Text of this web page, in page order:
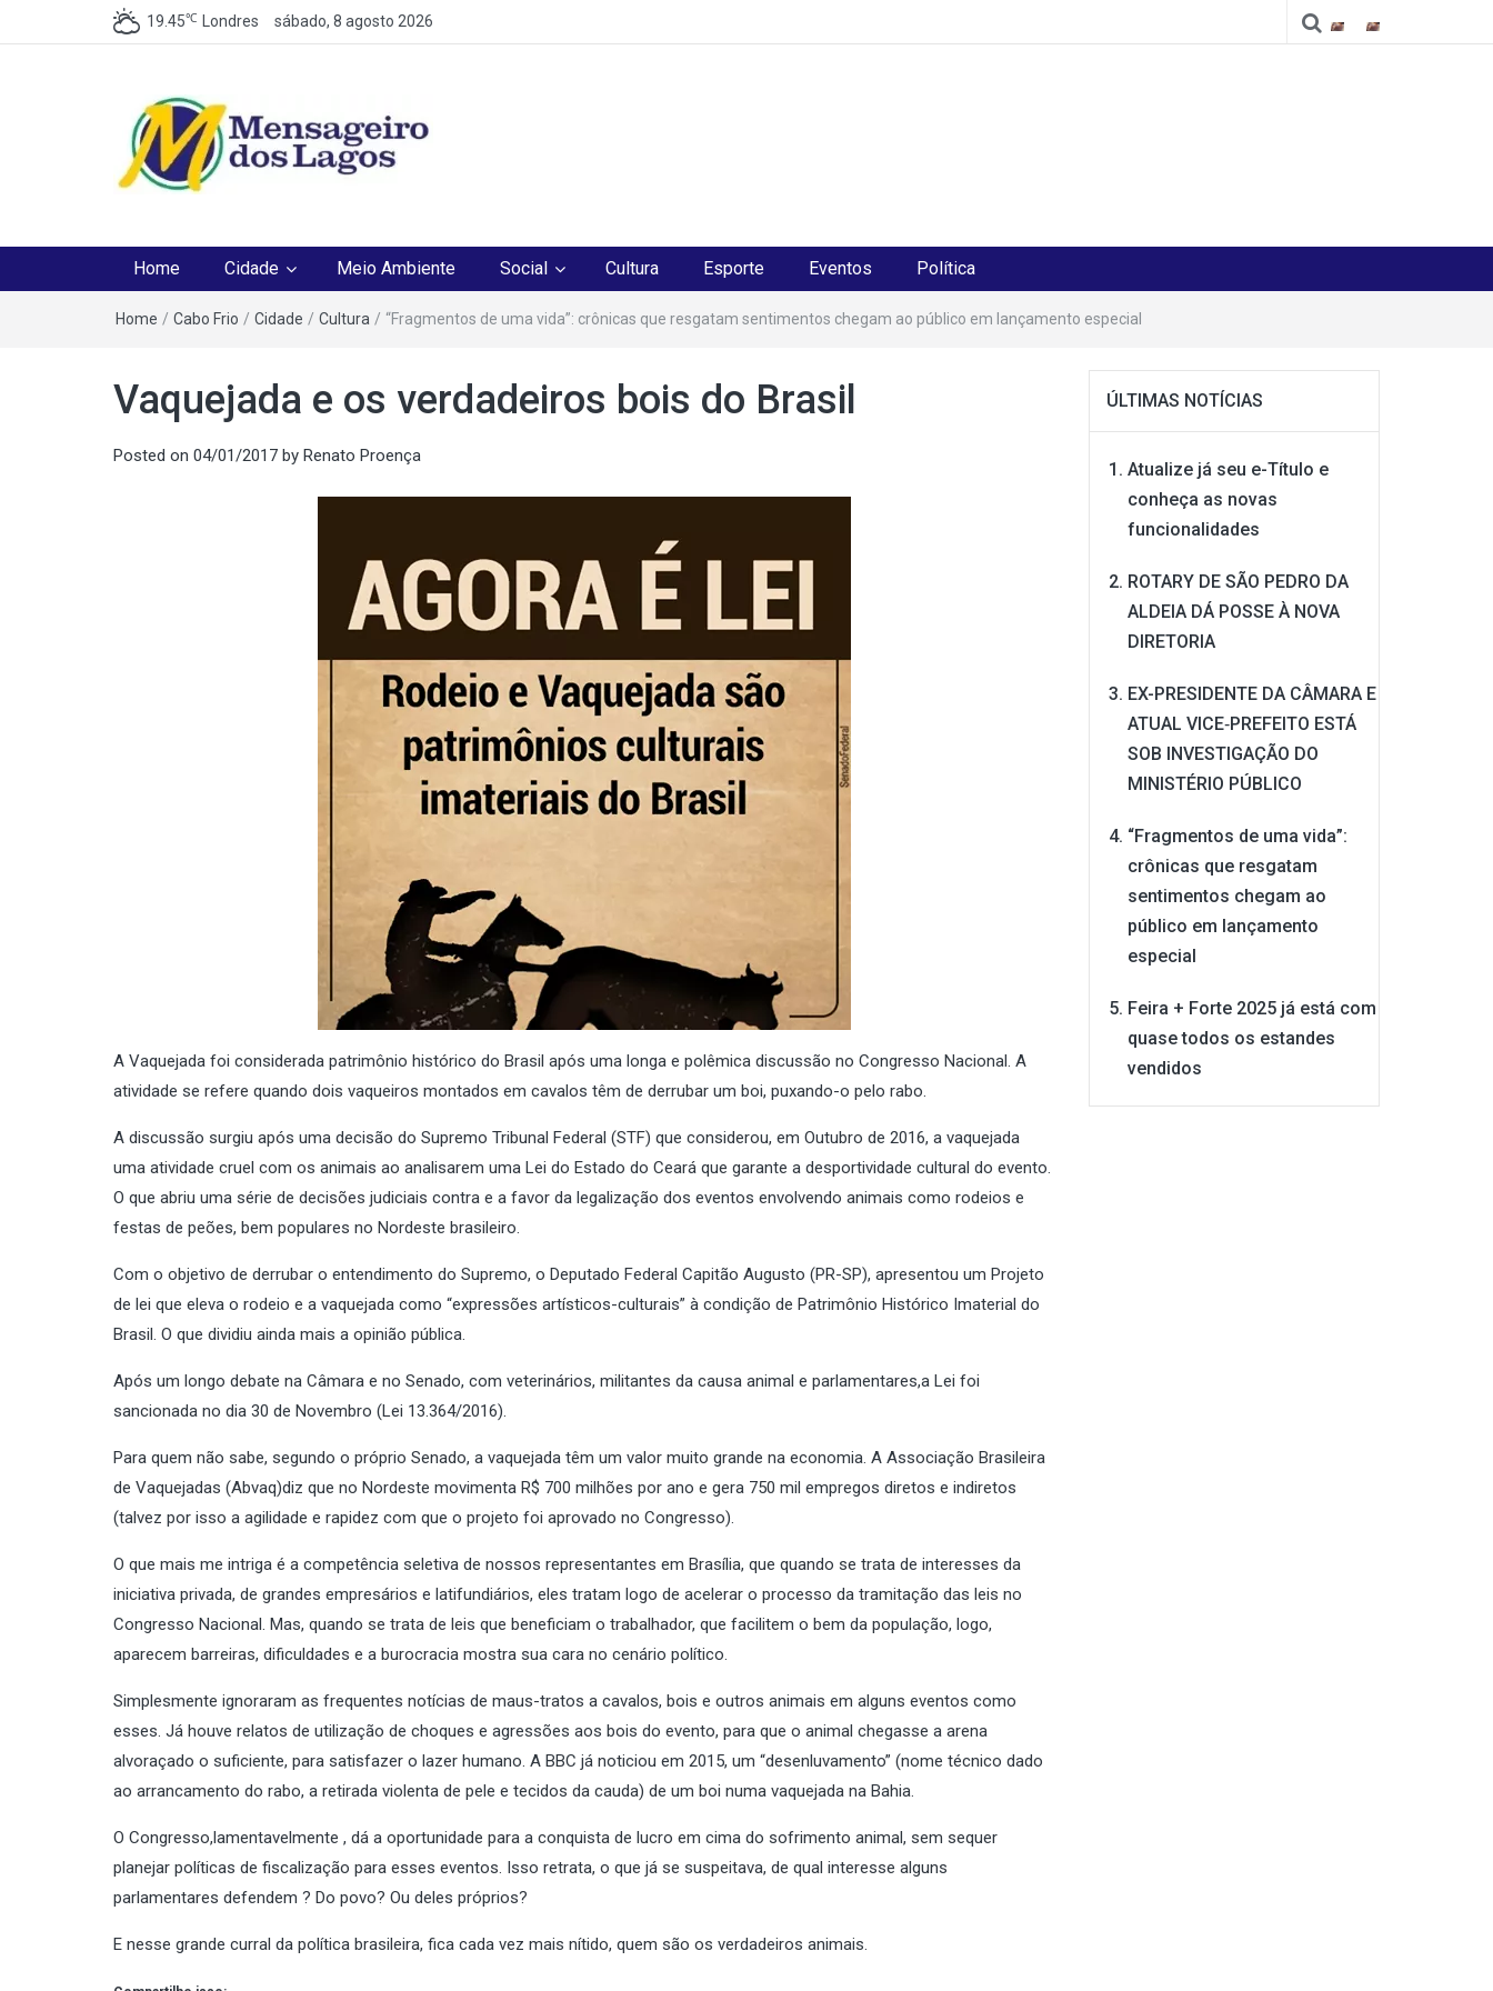
19.45℃ Londres sábado, 8 agosto 2026 Cidade
Home Cidade Meio Ambiente Social Cultura Esporte Eventos Política
Home / Cabo Frio / Cidade / Cultura / “Fragmentos de uma vida”: crônicas que resgatam sentimentos chegam ao público em lançamento especial
Vaquejada e os verdadeiros bois do Brasil
Posted on 04/01/2017 by Renato Proença
A Vaquejada foi considerada patrimônio histórico do Brasil após uma longa e polêmica discussão no Congresso Nacional. A
atividade se refere quando dois vaqueiros montados em cavalos têm de derrubar um boi, puxando-o pelo rabo.
A discussão surgiu após uma decisão do Supremo Tribunal Federal (STF) que considerou, em Outubro de 2016, a vaquejada
uma atividade cruel com os animais ao analisarem uma Lei do Estado do Ceará que garante a desportividade cultural do evento.
O que abriu uma série de decisões judiciais contra e a favor da legalização dos eventos envolvendo animais como rodeios e
festas de peões, bem populares no Nordeste brasileiro.
Com o objetivo de derrubar o entendimento do Supremo, o Deputado Federal Capitão Augusto (PR-SP), apresentou um Projeto
de lei que eleva o rodeio e a vaquejada como “expressões artísticos-culturais” à condição de Patrimônio Histórico Imaterial do
Brasil. O que dividiu ainda mais a opinião pública.
Após um longo debate na Câmara e no Senado, com veterinários, militantes da causa animal e parlamentares,a Lei foi
sancionada no dia 30 de Novembro (Lei 13.364/2016).
Para quem não sabe, segundo o próprio Senado, a vaquejada têm um valor muito grande na economia. A Associação Brasileira
de Vaquejadas (Abvaq)diz que no Nordeste movimenta R$ 700 milhões por ano e gera 750 mil empregos diretos e indiretos
(talvez por isso a agilidade e rapidez com que o projeto foi aprovado no Congresso).
O que mais me intriga é a competência seletiva de nossos representantes em Brasília, que quando se trata de interesses da
iniciativa privada, de grandes empresários e latifundiários, eles tratam logo de acelerar o processo da tramitação das leis no
Congresso Nacional. Mas, quando se trata de leis que beneficiam o trabalhador, que facilitem o bem da população, logo,
aparecem barreiras, dificuldades e a burocracia mostra sua cara no cenário político.
Simplesmente ignoraram as frequentes notícias de maus-tratos a cavalos, bois e outros animais em alguns eventos como
esses. Já houve relatos de utilização de choques e agressões aos bois do evento, para que o animal chegasse a arena
alvoraçado o suficiente, para satisfazer o lazer humano. A BBC já noticiou em 2015, um “desenluvamento” (nome técnico dado
ao arrancamento do rabo, a retirada violenta de pele e tecidos da cauda) de um boi numa vaquejada na Bahia.
O Congresso,lamentavelmente , dá a oportunidade para a conquista de lucro em cima do sofrimento animal, sem sequer
planejar políticas de fiscalização para esses eventos. Isso retrata, o que já se suspeitava, de qual interesse alguns
parlamentares defendem ? Do povo? Ou deles próprios?
E nesse grande curral da política brasileira, fica cada vez mais nítido, quem são os verdadeiros animais.
ÚLTIMAS NOTÍCIAS
Atualize já seu e-Título e
conheça as novas
funcionalidades
ROTARY DE SÃO PEDRO DA
ALDEIA DÁ POSSE À NOVA
DIRETORIA
EX-PRESIDENTE DA CÂMARA E
ATUAL VICE‑PREFEITO ESTÁ
SOB INVESTIGAÇÃO DO
MINISTÉRIO PÚBLICO
“Fragmentos de uma vida”:
crônicas que resgatam
sentimentos chegam ao
público em lançamento
especial
Feira + Forte 2025 já está com
quase todos os estandes
vendidos